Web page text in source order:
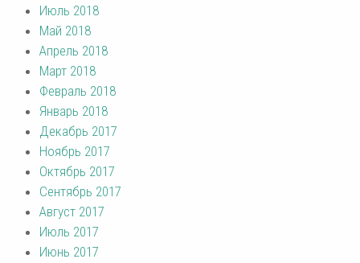
Июль 2018
Май 2018
Апрель 2018
Март 2018
Февраль 2018
Январь 2018
Декабрь 2017
Ноябрь 2017
Октябрь 2017
Сентябрь 2017
Август 2017
Июль 2017
Июнь 2017